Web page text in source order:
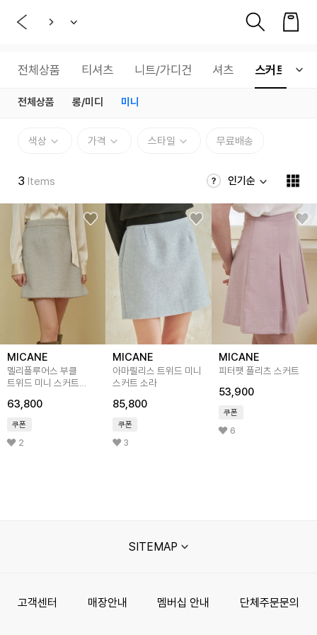
전체상품 티셔츠 니트/가디건 셔츠 스커트
전체상품 롱/미디 미니
색상 가격 스타일 무료배송
3 Items 인기순
MICANE
멜리플루어스 부클
트위드 미니 스커트
63,800
쿠폰
2
MICANE
아마릴리스 트위드 미니
스커트 소라
85,800
쿠폰
3
MICANE
피터팻 플리츠 스커트
53,900
쿠폰
6
SITEMAP
고객센터 매장안내 멤버십 안내 단체주문문의